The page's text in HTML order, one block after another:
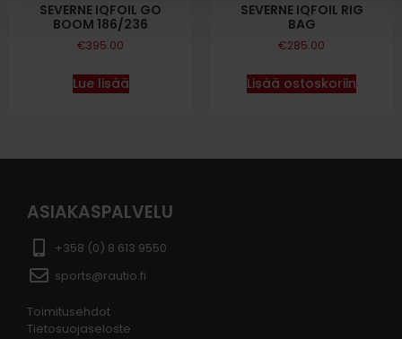
SEVERNE IQFOIL GO
BOOM 186/236
€395.00
Lue lisää
SEVERNE IQFOIL RIG
BAG
€285.00
Lisää ostoskoriin
ASIAKASPALVELU
+358 (0) 8 613 9550
sports@rautio.fi
Toimitusehdot
Tietosuojaseloste